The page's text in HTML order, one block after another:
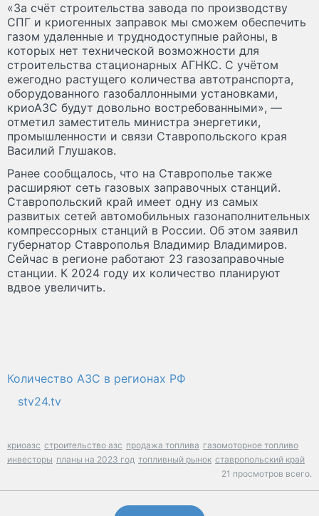
«За счёт строительства завода по производству
СПГ и криогенных заправок мы сможем обеспечить
газом удаленные и труднодоступные районы, в
которых нет технической возможности для
строительства стационарных АГНКС. С учётом
ежегодно растущего количества автотранспорта,
оборудованного газобаллонными установками,
криоАЗС будут довольно востребованными», —
отметил заместитель министра энергетики,
промышленности и связи Ставропольского края
Василий Глушаков.
Ранее сообщалось, что на Ставрополье также
расширяют сеть газовых заправочных станций.
Ставропольский край имеет одну из самых
развитых сетей автомобильных газонаполнительных
компрессорных станций в России. Об этом заявил
губернатор Ставрополья Владимир Владимиров.
Сейчас в регионе работают 23 газозаправочные
станции. К 2024 году их количество планируют
вдвое увеличить.
Количество АЗС в регионах РФ
stv24.tv
криоазс строительство азс продажа топлива газомоторное топливо
инвесторы планы на 2023 год топливный рынок ставропольский край
21 просмотров всего.